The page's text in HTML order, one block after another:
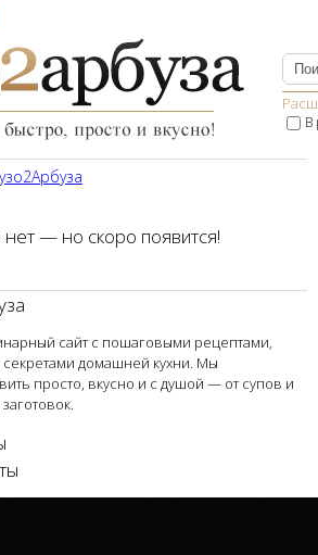
В
— но скоро появится!
сайт с пошаговыми рецептами,
домашней кухни. Мы
просто, вкусно и с душой — от супов и